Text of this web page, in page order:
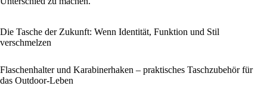
Die Tasche der Zukunft: Wenn Identität, Funktion und Stil
verschmelzen
Flaschenhalter und Karabinerhaken – praktisches Taschzubehör für
das Outdoor-Leben